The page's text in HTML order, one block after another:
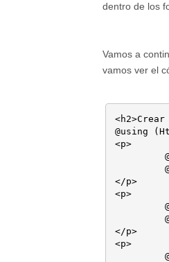
dentro de los
Vamos a
vamos ver el
@using
<p>
</p>
<p>
</p>
<p>